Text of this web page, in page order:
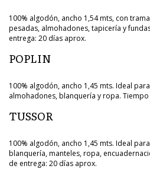
100% algodón, ancho 1,54 mts, con
pesadas, almohadones, tapicería y
entrega: 20 días aprox.
POPLIN
100% algodón, ancho 1,45 mts. Ideal
almohadones, blanquería y ropa.
TUSSOR
100% algodón, ancho 1,45 mts. Ideal
blanquería, manteles, ropa,
de entrega: 20 días aprox.